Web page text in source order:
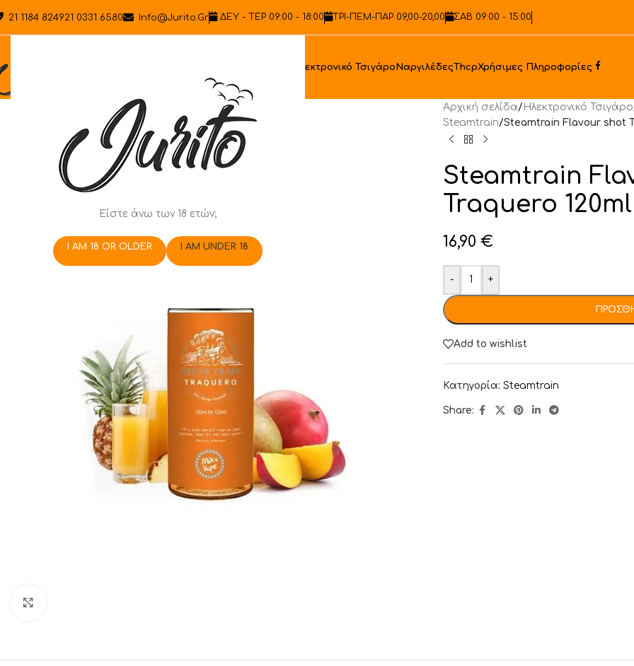
Είστε άνω των 18 ετών;
I AM 18 OR OLDER I AM UNDER 18
21 1184 824921 0331 6580 Info@jurito.gr ΔΕΥ - ΤΕΡ 09:00 - 18:00 ΤΡΙ-ΠΕΜ-ΠΑΡ 09,00-20,00 ΣΑΒ 09:00 - 15:00
Ηλεκτρονικό Τσιγάρο ΝαργιλέδεςThcpΧρήσιμες Πληροφορίες
Αρχική σελίδα/ Ηλεκτρονικό Τσιγάρο
Steamtrain/Steamtrain Flavour shot
Steamtrain
Traquero 120ml
16,90 €
- +
Add to wishlist
Κατηγορία: Steamtrain
Share: